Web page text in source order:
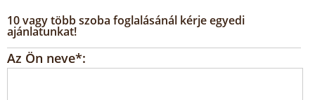
10 vagy több szoba foglalásánál kérje egyedi
ajánlatunkat!
Az Ön neve*: